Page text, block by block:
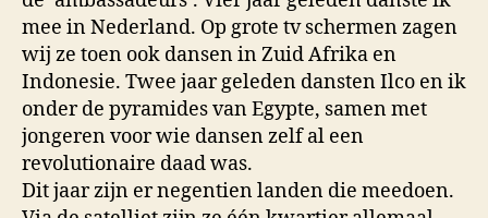
mee in Nederland. Op grote tv schermen zagen
wij ze toen ook dansen in Zuid Afrika en
Indonesie. Twee jaar geleden dansten Ilco en ik
onder de pyramides van Egypte, samen met
jongeren voor wie dansen zelf al een
revolutionaire daad was.
Dit jaar zijn er negentien landen die meedoen.